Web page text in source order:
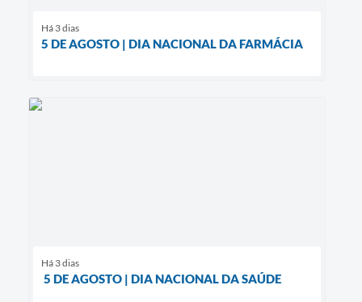
Há 3 dias
5 DE AGOSTO | DIA NACIONAL DA FARMÁCIA
Há 3 dias
5 DE AGOSTO | DIA NACIONAL DA SAÚDE